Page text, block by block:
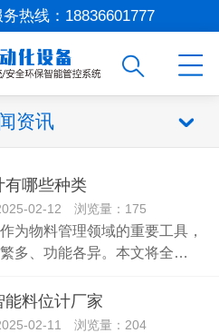
热线： 18836601777
资讯
有哪些种类
02-12 浏览量：175
为物料管理领域的重要工具，
多、功能各异。本文将全…
能料位计厂家
02-11 浏览量：204